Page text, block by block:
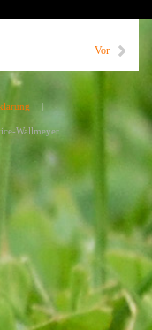
Vor
|
Wallmeyer